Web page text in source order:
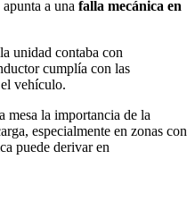
a una falla mecánica en
unidad contaba con
cumplía con las
vehículo.
mesa la importancia de la
especialmente en zonas con
puede derivar en